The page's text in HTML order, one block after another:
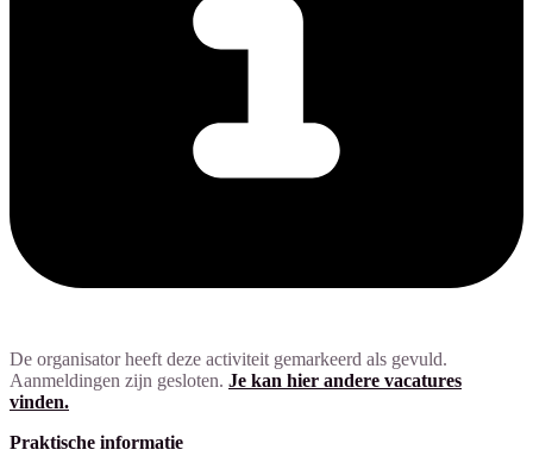
De organisator heeft deze activiteit gemarkeerd als gevuld.
Aanmeldingen zijn gesloten. Je kan hier andere vacatures
vinden.
Praktische informatie